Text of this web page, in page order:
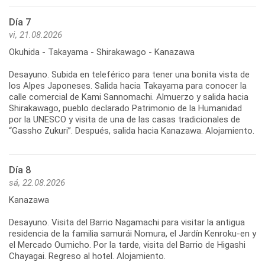
Día 7
vi, 21.08.2026
Okuhida - Takayama - Shirakawago - Kanazawa
Desayuno. Subida en teleférico para tener una bonita vista de
los Alpes Japoneses. Salida hacia Takayama para conocer la
calle comercial de Kami Sannomachi. Almuerzo y salida hacia
Shirakawago, pueblo declarado Patrimonio de la Humanidad
por la UNESCO y visita de una de las casas tradicionales de
“Gassho Zukuri”. Después, salida hacia Kanazawa. Alojamiento.
Día 8
sá, 22.08.2026
Kanazawa
Desayuno. Visita del Barrio Nagamachi para visitar la antigua
residencia de la familia samurái Nomura, el Jardín Kenroku-en y
el Mercado Oumicho. Por la tarde, visita del Barrio de Higashi
Chayagai. Regreso al hotel. Alojamiento.